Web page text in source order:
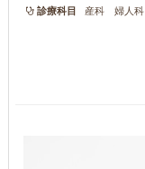
診療科目 産科 婦人科